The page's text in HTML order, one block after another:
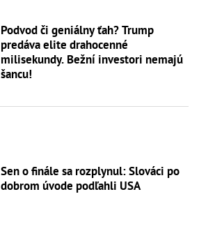
Podvod či geniálny ťah? Trump
predáva elite drahocenné
milisekundy. Bežní investori nemajú
šancu!
Sen o finále sa rozplynul: Slováci po
dobrom úvode podľahli USA